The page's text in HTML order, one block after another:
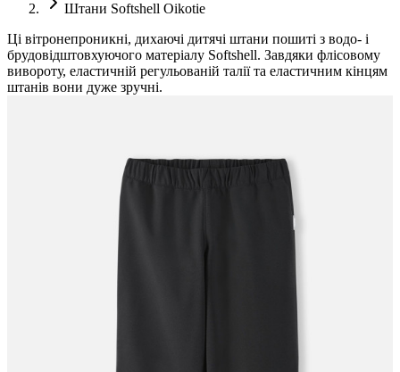
Штани Softshell Oikotie
Ці вітронепроникні, дихаючі дитячі штани пошиті з водо- і
брудовідштовхуючого матеріалу Softshell. Завдяки флісовому
вивороту, еластичній регульованій талії та еластичним кінцям
штанів вони дуже зручні.